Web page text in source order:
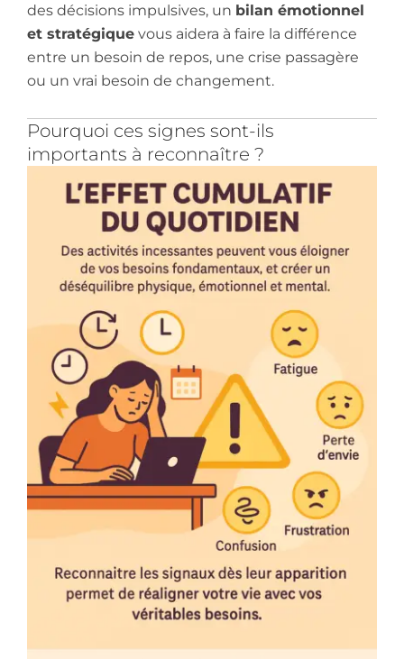
des décisions impulsives, un bilan émotionnel
et stratégique vous aidera à faire la différence
entre un besoin de repos, une crise passagère
ou un vrai besoin de changement.
Pourquoi ces signes sont-ils
importants à reconnaître ?